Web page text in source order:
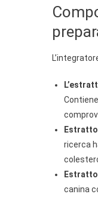
ricerca
canina